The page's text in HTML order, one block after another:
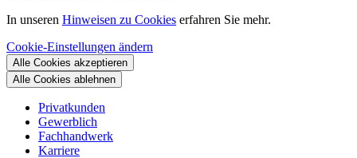
In unseren Hinweisen zu Cookies erfahren Sie mehr.
Cookie-Einstellungen ändern
Alle Cookies akzeptieren
Alle Cookies ablehnen
Privatkunden
Gewerblich
Fachhandwerk
Karriere